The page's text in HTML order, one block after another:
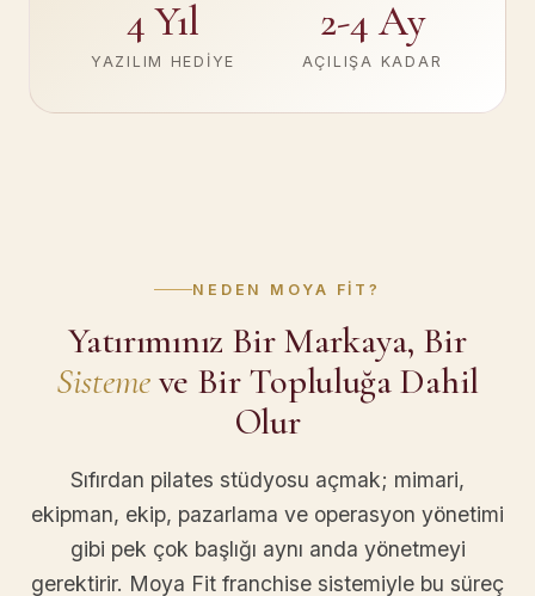
4 Yıl
YAZILIM HEDIYE
2-4 Ay
AÇILIŞA KADAR
NEDEN MOYA FIT?
Yatırımınız Bir Markaya, Bir
Sistemeve Bir Topluluğa Dahil
Olur
Sıfırdan pilates stüdyosu açmak; mimari,
ekipman, ekip, pazarlama ve operasyon yönetimi
gibi pek çok başlığı aynı anda yönetmeyi
gerektirir. Moya Fit franchise sistemiyle bu süreç